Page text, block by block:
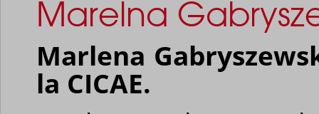
Marelna
Marlena
la CICAE.